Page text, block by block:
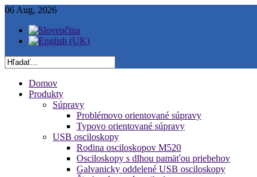
06 Aug, 2026
Domov
Produkty
Súpravy
Problémovo orientované súpravy
Typovo orientované súpravy
USB osciloskopy
Rodina osciloskopov M520
Osciloskopy s dlhou pamäťou priebehov
Galvanicky oddelené USB osciloskopy